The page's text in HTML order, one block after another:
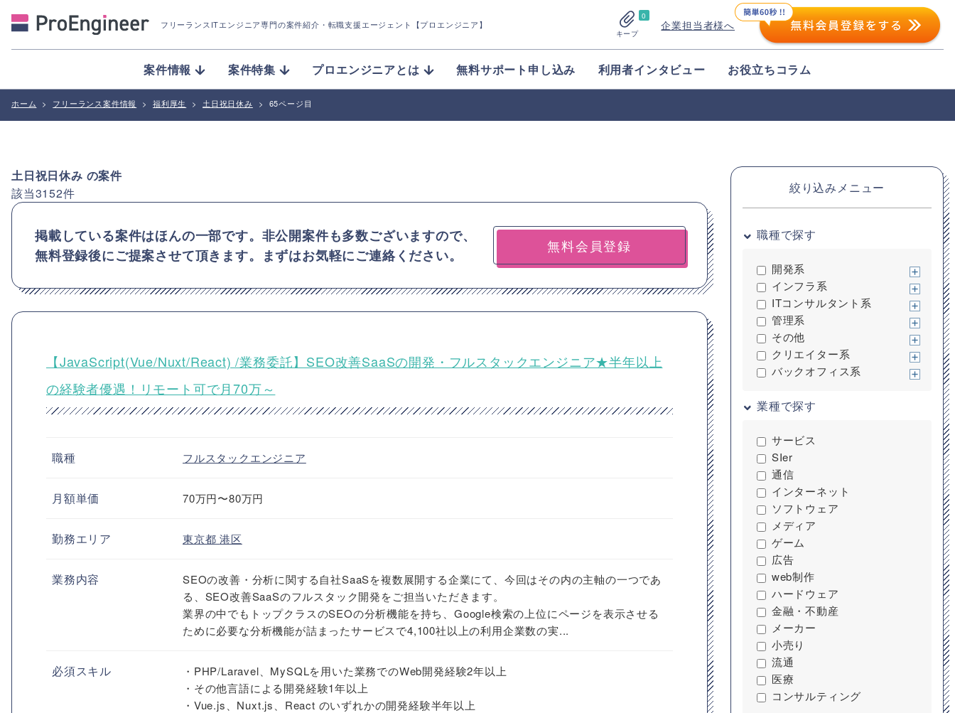
フリーランスITエンジニア専門の案件紹介 ・転職支援エージェント【プロエンジニア】
0
キープ
企業担当者様へ
案件情報 案件特集 プロエンジニアとは 無料サポート申し込み 利用者インタビュー お役立ちコラム
ホーム > フリーランス案件情報 > 福利厚生 > 土日祝日休み > 65ページ目
土日祝日休み の案件
該当3152件
掲載している案件はほんの一部です。非公開案件も多数ございますので、
無料登録後にご提案させて頂きます。まずはお気軽にご連絡ください。
無料会員登録
【JavaScript(Vue/Nuxt/React) /業務委託】SEO改善SaaSの開発・フルスタックエンジニア★半年以上
の経験者優遇！リモート可で月70万～
職種 フルスタックエンジニア
月額単価 70万円〜80万円
勤務エリア 東京都港区
業務内容
SEOの改善・分析に関する自社SaaSを複数展開する企業にて、今回はその内の主軸の一つであ
る、SEO改善SaaSのフルスタック開発をご担当いただきます。
業界の中でもトップクラスのSEOの分析機能を持ち、Google検索の上位にページを表示させる
ために必要な分析機能が詰まったサービスで4,100社以上の利用企業数の実...
必須スキル
・PHP/Laravel、MySQLを用いた業務でのWeb開発経験2年以上
・その他言語による開発経験1年以上
・Vue.js、Nuxt.js、React のいずれかの開発経験半年以上
絞り込みメニュー
職種で探す
開発系
インフラ系
ITコンサルタント系
管理系
その他
クリエイター系
バックオフィス系
業種で探す
サービス
SIer
通信
インターネット
ソフトウェア
メディア
ゲーム
広告
web制作
ハードウェア
金融・不動産
メーカー
小売り
流通
医療
コンサルティング